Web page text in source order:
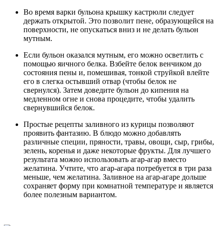
Во время варки бульона крышку кастрюли следует
держать открытой. Это позволит пене, образующейся на
поверхности, не опускаться вниз и не делать бульон
мутным.
Если бульон оказался мутным, его можно осветлить с
помощью яичного белка. Взбейте белок венчиком до
состояния пены и, помешивая, тонкой струйкой влейте
его в слегка остывший отвар (чтобы белок не
свернулся). Затем доведите бульон до кипения на
медленном огне и снова процедите, чтобы удалить
свернувшийся белок.
Простые рецепты заливного из курицы позволяют
проявить фантазию. В блюдо можно добавлять
различные специи, пряности, травы, овощи, сыр, грибы,
зелень, коренья и даже некоторые фрукты. Для лучшего
результата можно использовать агар-агар вместо
желатина. Учтите, что агар-агара потребуется в три раза
меньше, чем желатина. Заливное на агар-агаре дольше
сохраняет форму при комнатной температуре и является
более полезным вариантом.